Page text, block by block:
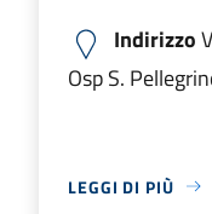
Indirizzo
Osp S.
LEGGI DI PIÙ